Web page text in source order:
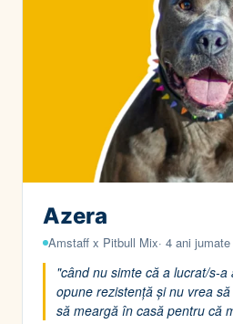
Azera
Amstaff x Pitbull Mix· 4 ani jumate
"când nu simte că a lucrat/s-a
opune rezistență și nu vrea
să meargă în casă pentru că